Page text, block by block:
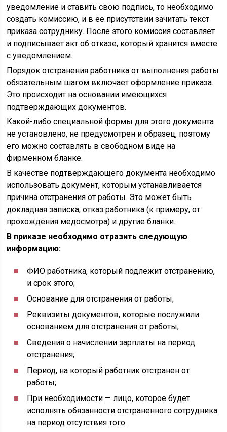
уведомление и ставить свою подпись, то необходимо
создать комиссию, и в ее присутствии зачитать текст
приказа сотруднику. После этого комиссия составляет
и подписывает акт об отказе, который хранится вместе
с уведомлением.
Порядок отстранения работника от выполнения работы
обязательным шагом включает оформление приказа.
Это происходит на основании имеющихся
подтверждающих документов.
Какой-либо специальной формы для этого документа
не установлено, не предусмотрен и образец, поэтому
его можно составлять в свободном виде на
фирменном бланке.
В качестве подтверждающего документа необходимо
использовать документ, которым устанавливается
причина отстранения от работы. Это может быть
докладная записка, отказ работника (к примеру, от
прохождения медосмотра) и другие бланки.
В приказе необходимо отразить следующую
информацию:
ФИО работника, который подлежит отстранению,
и срок этого;
Основание для отстранения от работы;
Реквизиты документов, которые послужили
основанием для отстранения от работы;
Сведения о начислении зарплаты на период
отстранения;
Период, на который работник отстранен от
работы;
При необходимости — лицо, которое будет
исполнять обязанности отстраненного сотрудника
на период отсутствия того.